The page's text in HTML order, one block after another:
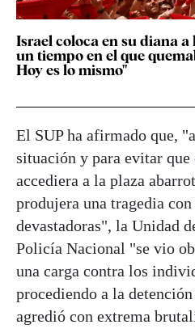
Israel coloca en su diana
un tiempo en el que
Hoy es lo mismo"
El SUP ha afirmado que,
situación y para evitar que
accediera a la plaza
produjera una tragedia con
devastadoras", la Unidad
Policía Nacional "se vio
una carga contra los
procediendo a la
agredió con extrema